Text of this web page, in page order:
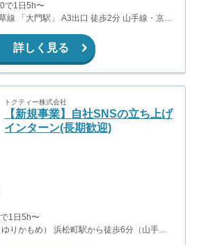
で1日5h〜
線 「大門駅」 A3出口 徒歩2分 山手線・京浜
詳しく見る
トクティー株式会社
【新規事業】自社SNSの立ち上げ
インターン(長期歓迎)
1日5h〜
りかもめ） 浜松町駅から徒歩6分（山手